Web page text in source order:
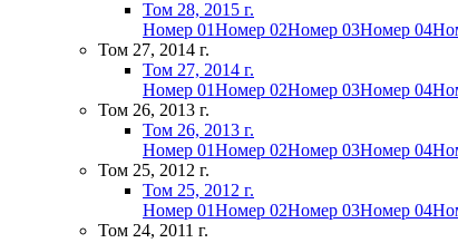
Том 28, 2015 г.
Номер 01Номер 02Номер 03Номер 04
Том 27, 2014 г.
Том 27, 2014 г.
Номер 01Номер 02Номер 03Номер 04
Том 26, 2013 г.
Том 26, 2013 г.
Номер 01Номер 02Номер 03Номер 04
Том 25, 2012 г.
Том 25, 2012 г.
Номер 01Номер 02Номер 03Номер 04
Том 24, 2011 г.